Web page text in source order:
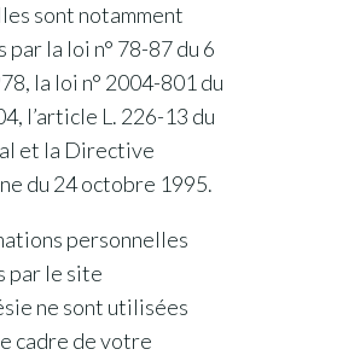
sont notamment
la loi n° 78-87 du 6
la loi n° 2004-801 du
l’article L. 226-13 du
et la Directive
du 24 octobre 1995.
personnelles
par le site
ne sont utilisées
cadre de votre